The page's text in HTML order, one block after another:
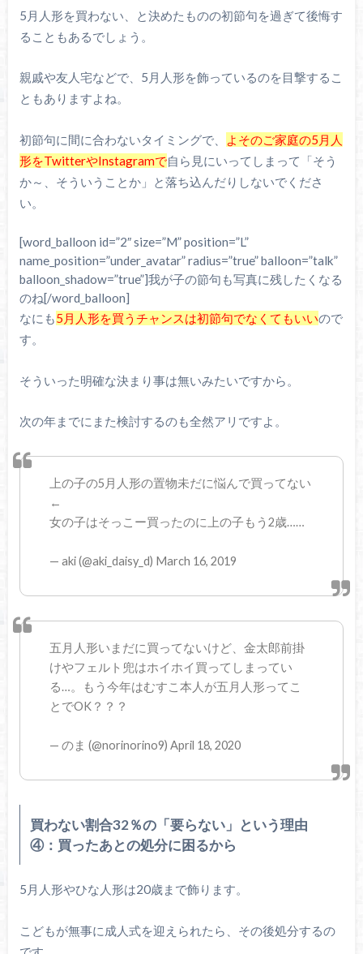
5月人形を買わない、と決めたものの初節句を過ぎて後悔す
ることもあるでしょう。
親戚や友人宅などで、5月人形を飾っているのを目撃するこ
ともありますよね。
初節句に間に合わないタイミングで、
よそのご家庭の5月人
形をTwitterやInstagramで自ら見にいってしまって「そう
か～、そういうことか」と落ち込んだりしないでくださ
い。
[word_balloon id=”2″ size=”M” position=”L”
name_position=”under_avatar” radius=”true” balloon=”talk”
balloon_shadow=”true”]我が子の節句も写真に残したくなる
のね[/word_balloon]
なにも5月人形を買うチャンスは初節句でなくてもいいので
す。
そういった明確な決まり事は無いみたいですから。
次の年までにまた検討するのも全然アリですよ。
上の子の5月人形の置物未だに悩んで買ってない
←
女の子はそっこー買ったのに上の子もう2歳……
— aki (@aki_daisy_d) March 16, 2019
五月人形いまだに買ってないけど、金太郎前掛
けやフェルト兜はホイホイ買ってしまってい
る…。もう今年はむすこ本人が五月人形ってこ
とでOK？？？
— のま (@norinorino9) April 18, 2020
買わない割合32％の「要らない」という理由
④：買ったあとの処分に困るから
5月人形やひな人形は20歳まで飾ります。
こどもが無事に成人式を迎えられたら、その後処分するの